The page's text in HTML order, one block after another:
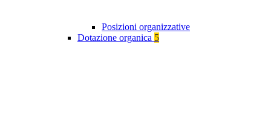
Posizioni organizzative
Dotazione organica 5